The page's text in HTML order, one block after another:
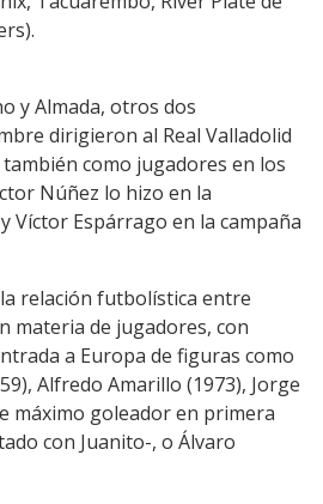
y Almada, otros dos
dirigieron al Real Valladolid
como jugadores en los
Núñez lo hizo en la
Víctor Espárrago en la campaña
relación futbolística entre
materia de jugadores, con
a Europa de figuras como
Alfredo Amarillo (1973), Jorge
máximo goleador en primera
con Juanito-, o Álvaro